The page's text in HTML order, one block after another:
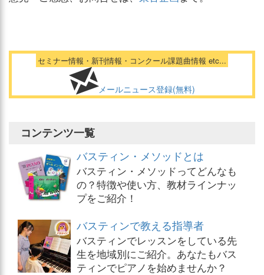
セミナー情報・新刊情報・コンクール課題曲情報 etc...
メールニュース登録(無料)
コンテンツ一覧
バスティン・メソッドとは
バスティン・メソッドってどんなも
の？特徴や使い方、教材ラインナッ
プをご紹介！
バスティンで教える指導者
バスティンでレッスンをしている先
生を地域別にご紹介。あなたもバス
ティンでピアノを始めませんか？